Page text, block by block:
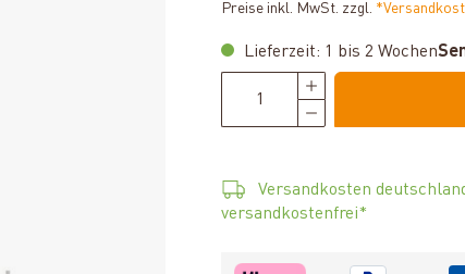
Preise inkl. MwSt. zzgl.
Lieferzeit: 1 bis 2 Wochen
Versandkosten
versandkostenfrei*